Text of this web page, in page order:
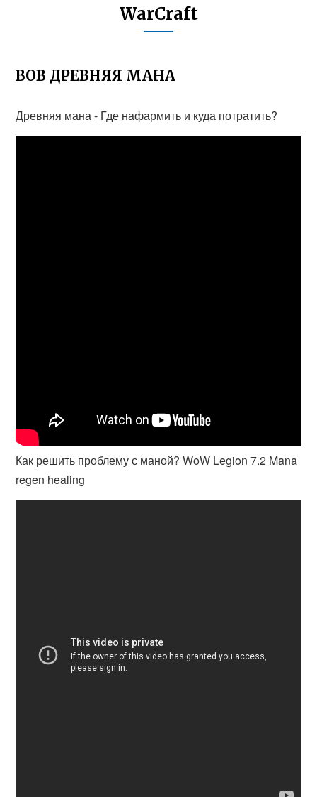
WarCraft
ВОВ ДРЕВНЯЯ МАНА
Древняя мана - Где нафармить и куда потратить?
Как решить проблему с маной? WoW Legion 7.2 Mana
regen healing